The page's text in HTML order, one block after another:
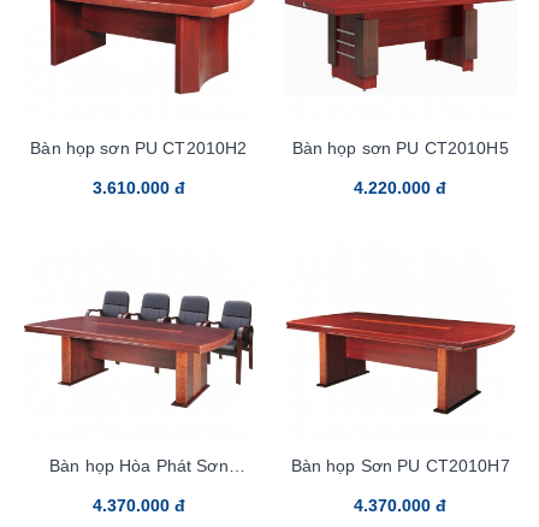
Bàn họp sơn PU CT2010H2
3.610.000 đ
Bàn họp sơn PU CT2010H5
4.220.000 đ
Bàn họp Hòa Phát Sơn
4.370.000 đ
Bàn họp Sơn PU CT2010H7
4.370.000 đ